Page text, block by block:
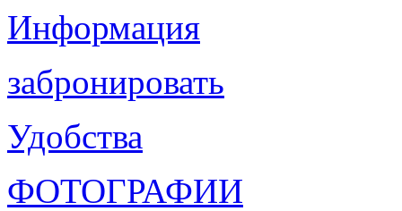
Информация
забронировать
Удобства
ФОТОГРАФИИ